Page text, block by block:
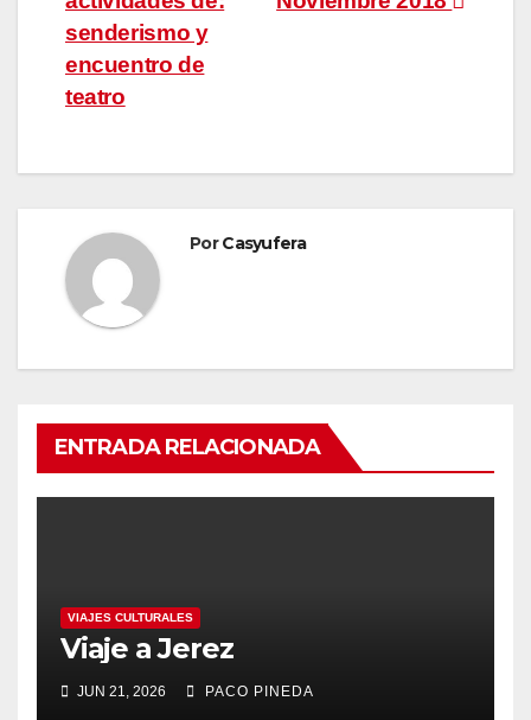
entradas
senderismo y
encuentro de
teatro
PorCasyufera
ENTRADA RELACIONADA
VIAJES CULTURALES
Viaje a Jerez
JUN 21, 2026 PACO PINEDA